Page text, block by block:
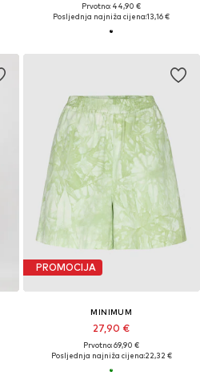
Prvotno: 44,90 €
Posljednja najniža cijena:13,16 €
PROMOCIJA
MINIMUM
27,90 €
Prvotno: 69,90 €
Posljednja najniža cijena:22,32 €